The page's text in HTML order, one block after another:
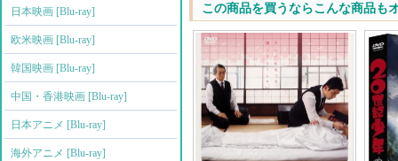
日本映画 [Blu-ray]
欧米映画 [Blu-ray]
韓国映画 [Blu-ray]
中国・香港映画 [Blu-ray]
日本アニメ [Blu-ray]
海外アニメ [Blu-ray]
この商品を買うならこんな商品も